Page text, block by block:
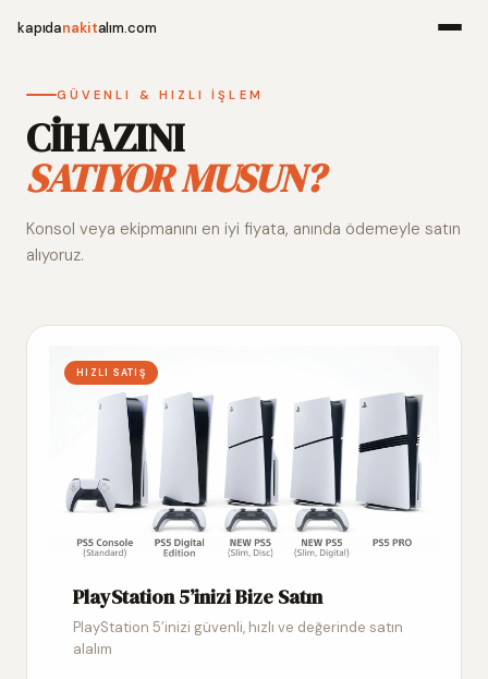
kapıdanakitalım.com
Alım
GÜVENLI & HIZLI İŞLEM
CİHAZINI
SATIYOR MUSUN?
Konsol veya ekipmanını en iyi fiyata, anında ödemeyle satın
alıyoruz.
HIZLI SATIŞ
PlayStation 5’inizi Bize Satın
PlayStation 5’inizi güvenli, hızlı ve değerinde satın
alalım